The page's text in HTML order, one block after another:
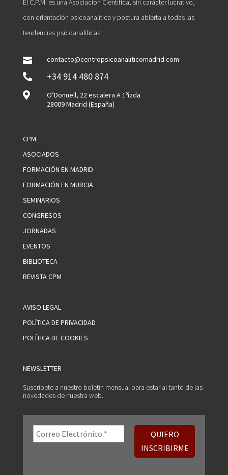
El C.P.M. es una Asociación Científica, sin carácter lucrativo,
con orientación psicoanalítica y postura abierta a todas las
tendencias psicoanalíticas.

contacto@centropsicoanaliticomadrid.com

+34 914 480 874

O’Donnell, 22 escalera A 1ºizda
28009 Madrid (España)
CPM
ASOCIADOS
FORMACIÓN EN MADRID
FORMACIÓN EN MURCIA
SEMINARIOS
CONGRESOS
JORNADAS
EVENTOS
BIBLIOTECA
REVISTA CPM
AVISO LEGAL
POLÍTICA DE PRIVACIDAD
POLÍTICA DE COOKIES
NEWSLETTER
Suscríbete a nuestro boletín mensual para estar al tanto de las
novedades de nuestra web.